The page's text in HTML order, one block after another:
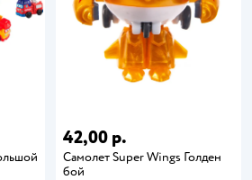
42,00 р.
Самолет Super Wings Голден
бой